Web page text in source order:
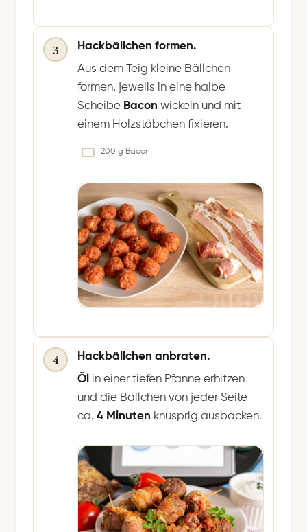
3
Hackbällchen formen.
Aus dem Teig kleine Bällchen
formen, jeweils in eine halbe
Scheibe Bacon wickeln und mit
einem Holzstäbchen fixieren.
200 g Bacon
4
Hackbällchen anbraten.
Öl in einer tiefen Pfanne erhitzen
und die Bällchen von jeder Seite
ca. 4 Minuten knusprig ausbacken.